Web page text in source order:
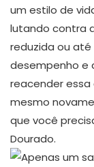
um estilo de
lutando contra
reduzida ou
desempenho e
reacender
mesmo
que você
Dourado.